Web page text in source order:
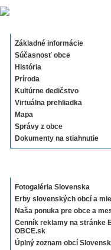
Základné informácie
Súčasnosť obce
História
Príroda
Kultúrne dedičstvo
Virtuálna prehliadka
Mapa
Správy z obce
Dokumenty na stiahnutie
Fotogaléria Slovenska
Erby slovenských obcí a
Naša ponuka pre obce a
Cenník reklamy na stránke
OBCE.sk
Úplný zoznam obcí